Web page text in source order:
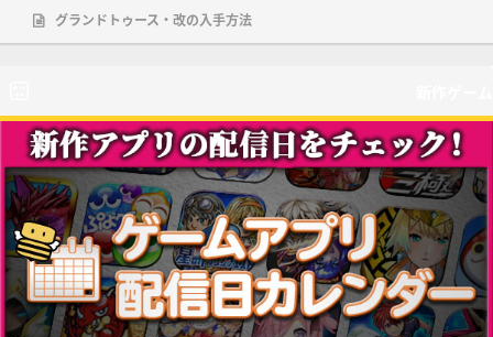
グランドトゥース・改の入手方法